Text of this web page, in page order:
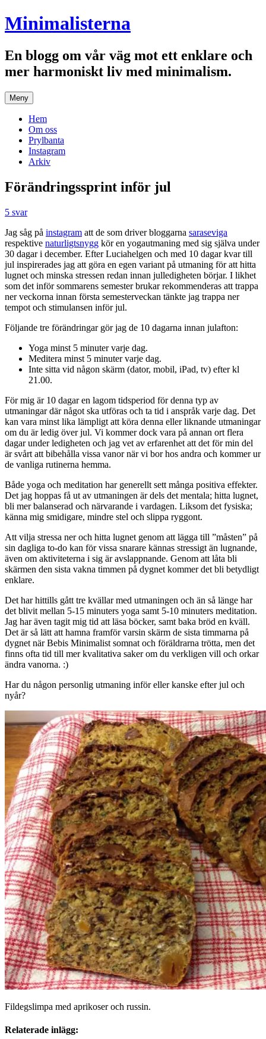
Hoppa
till
Minimalisterna
En blogg om vår väg mot ett enklare och
mer harmoniskt liv med minimalism.
Meny
Hem
Om oss
Prylbanta
Instagram
Arkiv
Förändringssprint inför jul
5 svar
Jag såg på instagram att de som driver bloggarna saraseviga
respektive naturligtsnygg kör en yogautmaning med sig själva under
30 dagar i december. Efter Luciahelgen och med 10 dagar kvar till
jul inspirerades jag att göra en egen variant på utmaning för att hitta
lugnet och minska stressen redan innan julledigheten börjar. I likhet
som det inför sommarens semester brukar rekommenderas att trappa
ner veckorna innan första semesterveckan tänkte jag trappa ner
tempot och stimulansen inför jul.
Följande tre förändringar gör jag de 10 dagarna innan julafton:
Yoga minst 5 minuter varje dag.
Meditera minst 5 minuter varje dag.
Inte sitta vid någon skärm (dator, mobil, iPad, tv) efter kl
21.00.
För mig är 10 dagar en lagom tidsperiod för denna typ av
utmaningar där något ska utföras och ta tid i anspråk varje dag. Det
kan vara minst lika lämpligt att köra denna eller liknande utmaningar
om du är ledig över jul. Vi kommer dock vara på annan ort flera
dagar under ledigheten och jag vet av erfarenhet att det för min del
är svårt att bibehålla vissa vanor när vi bor hos andra och kommer ur
de vanliga rutinerna hemma.
Både yoga och meditation har generellt sett många positiva effekter.
Det jag hoppas få ut av utmaningen är dels det mentala; hitta lugnet,
bli mer balanserad och närvarande i vardagen. Liksom det fysiska;
känna mig smidigare, mindre stel och slippa ryggont.
Att vilja stressa ner och hitta lugnet genom att lägga till ”måsten” på
sin dagliga to-do kan för vissa snarare kännas stressigt än lugnande,
även om aktiviteterna i sig är avslappnande. Genom att låta bli
skärmen den sista vakna timmen på dygnet kommer det bli betydligt
enklare.
Det har hittills gått tre kvällar med utmaningen och än så länge har
det blivit mellan 5-15 minuters yoga samt 5-10 minuters meditation.
Jag har även tagit mig tid att läsa böcker, samt baka bröd en kväll.
Det är så lätt att hamna framför varsin skärm de sista timmarna på
dygnet när Bebis Minimalist somnat och föräldrarna trötta, men det
finns ofta tid till mer kvalitativa saker om du verkligen vill och orkar
ändra vanorna. :)
Har du någon personlig utmaning inför eller kanske efter jul och
nyår?
Fildegslimpa med aprikoser och russin.
Relaterade inlägg: